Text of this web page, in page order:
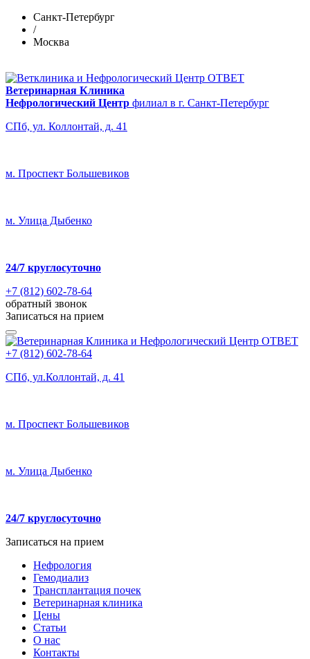
Санкт-Петербург
/
Москва
Ветеринарная Клиника
Нефрологический Центр филиал в г. Санкт-Петербург
СПб, ул. Коллонтай, д. 41
м. Проспект Большевиков
м. Улица Дыбенко
24/7 круглосуточно
+7 (812) 602-78-64
обратный звонок
Записаться на прием
+7 (812) 602-78-64
СПб, ул.Коллонтай, д. 41
м. Проспект Большевиков
м. Улица Дыбенко
24/7 круглосуточно
Записаться на прием
Нефрология
Гемодиализ
Трансплантация почек
Ветеринарная клиника
Цены
Статьи
О нас
Контакты